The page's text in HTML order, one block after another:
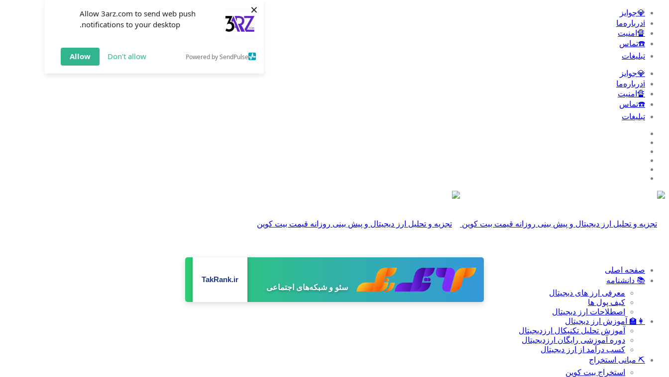
Allow 3arz.com to send web push
notifications to your desktop.
Powered by SendPulse
Don't allow
Allow
×
💎جوایز
ℹ️درباره‌ما
🔏امنیت
☎️تماس
تبلیغات‌
💎جوایز
ℹ️درباره‌ما
🔏امنیت
☎️تماس
تبلیغات‌
سئو و شبکه‌های اجتماعی
تولید محتوای تخصصی
TakRank.ir
صفحه اصلی
📚 دانشنامه
معرفی ارز های دیجیتال
کیف پول ها
اصطلاحات ارز دیجیتال
👩‍🏫 آموزش ارز دیجیتال
آموزش تحلیل تکنیکال ارزدیجیتال
دوره آموزشی رایگان ارزدیجیتال
کسب درآمد از ارز دیجیتال
⛏ مبانی استخراج
استخراج بیت کوین